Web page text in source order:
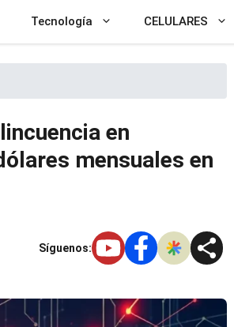
Tecnología CELULARES
en
mensuales en
Síguenos: